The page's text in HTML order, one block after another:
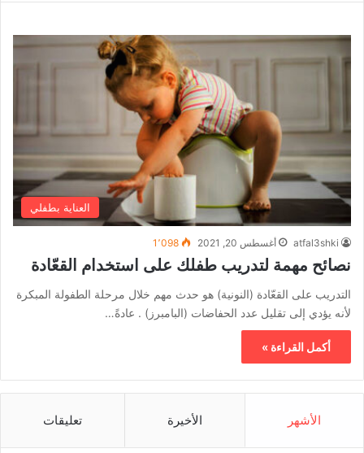
العناية بطفلي
atfal3shki أغسطس 20, 2021 1٬098
نصائح مهمة لتدريب طفلك على استخدام القعّادة
التدريب على القعّادة (النونية) هو حدث مهم خلال مرحلة الطفولة المبكرة
لأنه يؤدي إلى تقليل عدد الحفاضات (البامبرز) . عادةً…
أكمل القراءة »
الأشهر الأخيرة تعليقات